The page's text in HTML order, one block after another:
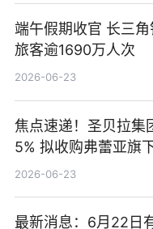
端午假期收官 长三
旅客逾1690万人次
2026-06-23
焦点速递！圣贝拉集
5% 拟收购弗蕾亚旗
业务少数股权
2026-06-23
最新消息：6月22日